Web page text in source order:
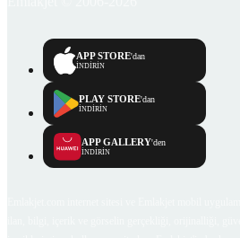
APP STORE'dan
İNDİRİN
PLAY STORE'dan
İNDİRİN
APP GALLERY'den
İNDİRİN